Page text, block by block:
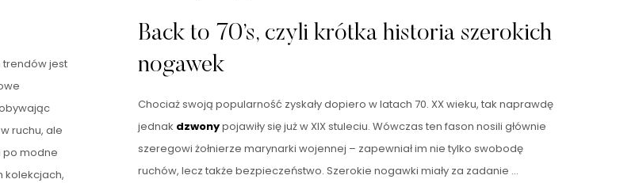
trendów jest
ruchu, ale
po modne
kolekcjach,
Back to 70’s, czyli krótka historia szerokich
nogawek
Chociaż swoją popularność zyskały dopiero w latach 70. XX wieku, tak naprawdę
jednak dzwonypojawiły się już w XIX stuleciu. Wówczas ten fason nosili głównie
szeregowi żołnierze marynarki wojennej – zapewniał im nie tylko swobodę
ruchów, lecz także bezpieczeństwo. Szerokie nogawki miały za zadanie …